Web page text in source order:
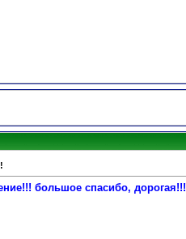
большое спасибо, дорогая!!!